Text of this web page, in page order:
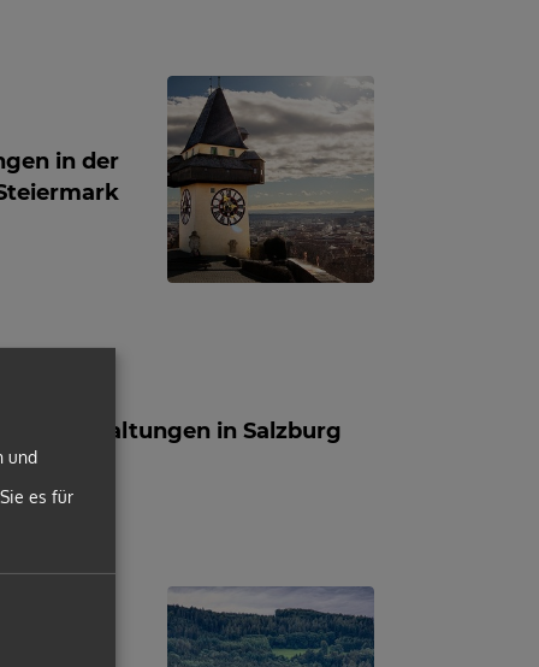
in der
Veranstaltungen in Salzburg
und
es für